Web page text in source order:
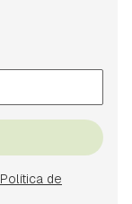
Política de